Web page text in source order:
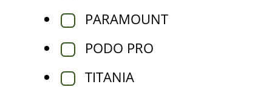
PARAMOUNT
PODO PRO
TITANIA